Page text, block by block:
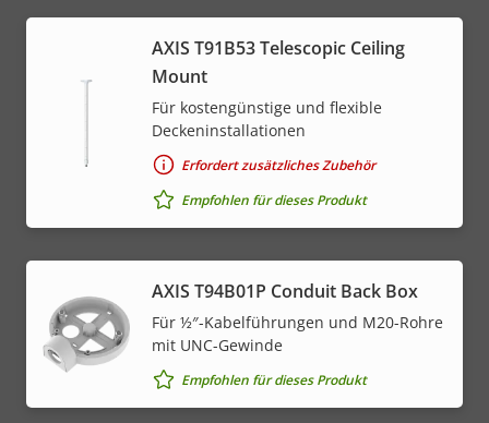
AXIS T91B53 Telescopic Ceiling
Mount
Für kostengünstige und flexible
Deckeninstallationen
Erfordert zusätzliches Zubehör
Empfohlen für dieses Produkt
AXIS T94B01P Conduit Back Box
Für ½″-Kabelführungen und M20-Rohre
mit UNC-Gewinde
Empfohlen für dieses Produkt
menu